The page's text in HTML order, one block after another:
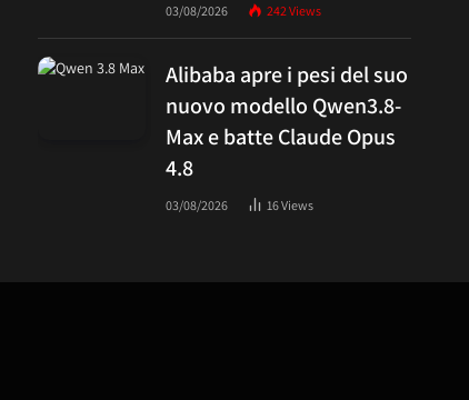
03/08/2026 242Views
Alibaba apre i pesi del suo
nuovo modello Qwen3.8-
Max e batte Claude Opus
4.8
03/08/2026 16Views